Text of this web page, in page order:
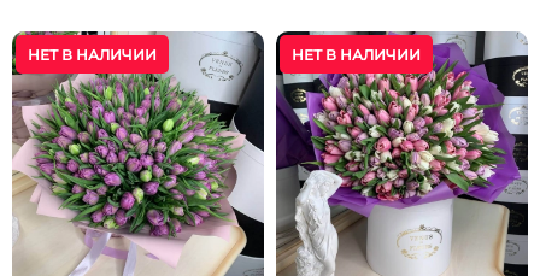
НЕТ В НАЛИЧИИ НЕТ В НАЛИЧИИ